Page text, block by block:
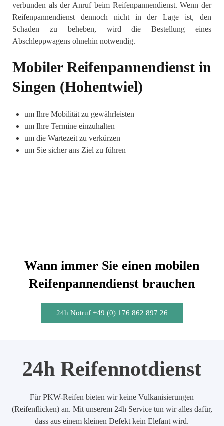
verbunden als der Anruf beim Reifenpannendienst. Wenn der
Reifenpannendienst dennoch nicht in der Lage ist, den
Schaden zu beheben, wird die Bestellung eines
Abschleppwagens ohnehin notwendig.
Mobiler Reifenpannendienst in
Singen (Hohentwiel)
um Ihre Mobilität zu gewährleisten
um Ihre Termine einzuhalten
um die Wartezeit zu verkürzen
um Sie sicher ans Ziel zu führen
Wann immer Sie einen mobilen
Reifenpannendienst brauchen
24h Notruf +49 (0) 176 862 897 26
24h Reifennotdienst
Für PKW-Reifen bieten wir keine Vulkanisierungen
(Reifenflicken) an. Mit unserem 24h Service tun wir alles dafür,
dass aus einem kleinen Defekt kein Elefant wird.